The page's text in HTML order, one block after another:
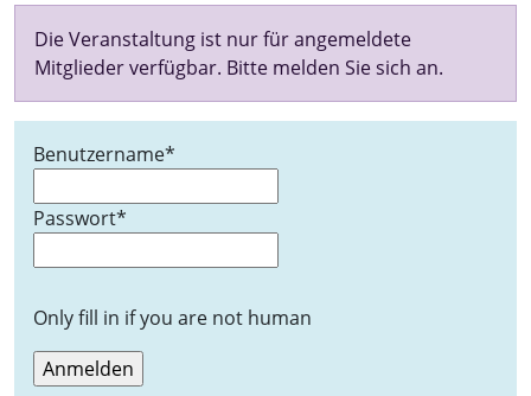
Die Veranstaltung ist nur für angemeldete
Mitglieder verfügbar. Bitte melden Sie sich an.
Benutzername*
Passwort*
Only fill in if you are not human